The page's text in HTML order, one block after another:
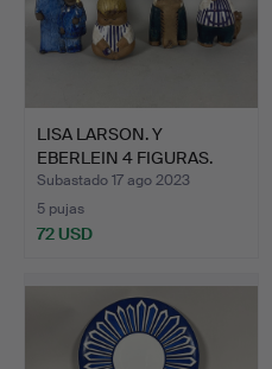
LISA LARSON. Y
EBERLEIN 4 FIGURAS.
Subastado 17 ago 2023
5 pujas
72 USD